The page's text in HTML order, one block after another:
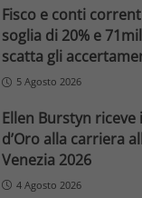
Fisco e conti
soglia di 20% e
scatta gli
5 Agosto 2026
Ellen Burstyn riceve
d’Oro alla carriera
Venezia 2026
4 Agosto 2026